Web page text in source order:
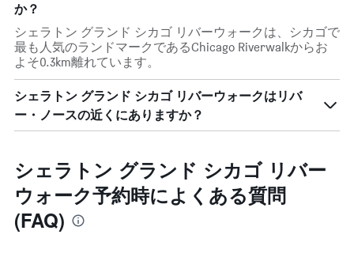
か？
シェラトン グランド シカゴ リバーウォークは、シカゴで
最も人気のランドマークであるChicago Riverwalkからお
よそ0.3km離れています。
シェラトン グランド シカゴ リバーウォークはリバ
ー・ノースの近くにありますか？
シェラトン グランド シカゴ リバー
ウォーク予約時によくある質問
(FAQ)